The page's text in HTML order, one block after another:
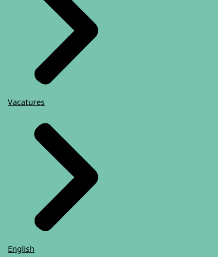
Vacatures
English